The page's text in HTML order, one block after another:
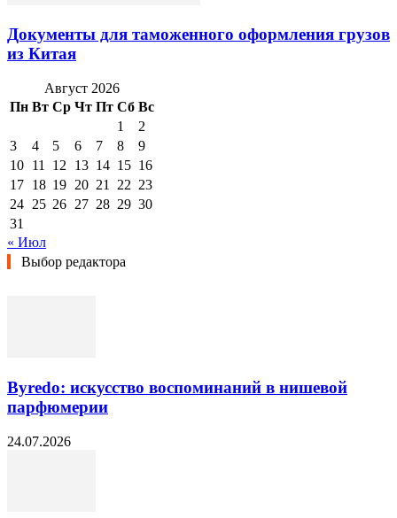
Документы для таможенного оформления грузов
из Китая
Август 2026
Пн Вт Ср Чт Пт Сб Вс
1
2
3
4 5 6 7 8
9
10 11 12 13 14 15 16
17 18 19 20 21 22 23
24 25 26 27 28 29 30
31
« Июл
Выбор редактора
Byredo: искусство воспоминаний в нишевой
парфюмерии
24.07.2026